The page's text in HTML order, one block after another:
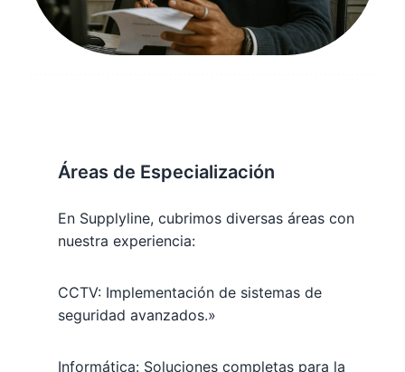
Áreas de Especialización
En Supplyline, cubrimos diversas áreas con
nuestra experiencia:
CCTV: Implementación de sistemas de
seguridad avanzados.»
Informática: Soluciones completas para la